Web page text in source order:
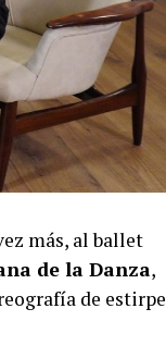
más, al ballet
de la Danza,
de estirpe